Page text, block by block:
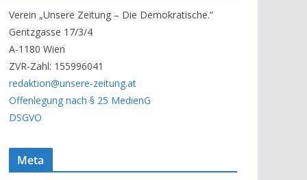
A
r
c
h
i
v
Verein „Unsere Zeitung – Die Demokratische.“
Gentzgasse 17/3/4
A-1180 Wien
ZVR-Zahl: 155996041
redaktion@unsere-zeitung.at
Offenlegung nach § 25 MedienG
DSGVO
Meta